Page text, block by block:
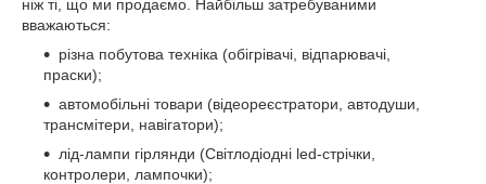
ніж ті, що ми продаємо. Найбільш затребуваними
вважаються:
різна побутова техніка (обігрівачі, відпарювачі,
праски);
автомобільні товари (відеореєстратори, автодуши,
трансмітери, навігатори);
лід-лампи гірлянди (Світлодіодні led-стрічки,
контролери, лампочки);